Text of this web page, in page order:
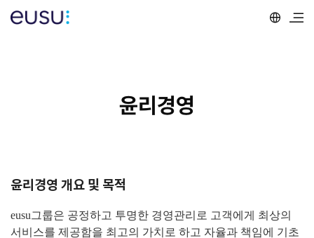
윤리경영
윤리경영 개요 및 목적
eusu그룹은 공정하고 투명한 경영관리로 고객에게 최상의
서비스를 제공함을 최고의 가치로 하고 자율과 책임에 기초